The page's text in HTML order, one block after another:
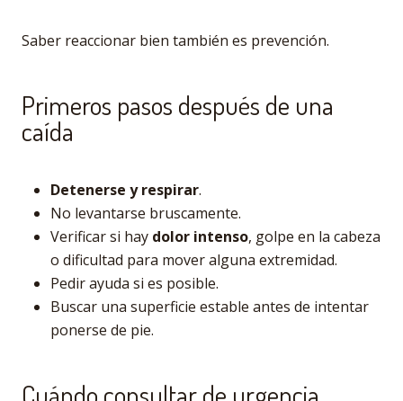
Saber reaccionar bien también es prevención.
Primeros pasos después de una
caída
Detenerse y respirar.
No levantarse bruscamente.
Verificar si hay dolor intenso, golpe en la cabeza
o dificultad para mover alguna extremidad.
Pedir ayuda si es posible.
Buscar una superficie estable antes de intentar
ponerse de pie.